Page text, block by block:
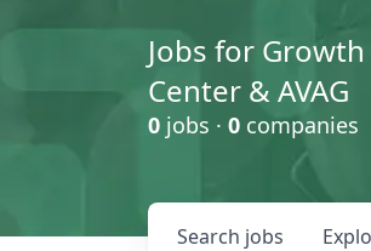
Jobs for
Center & AVAG
0 jobs · 0 companies
Search jobs